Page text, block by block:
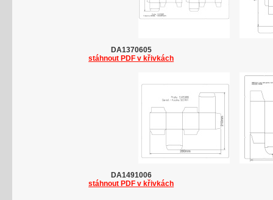
DA1370605
stáhnout PDF v křivkách
DA1491006
stáhnout PDF v křivkách